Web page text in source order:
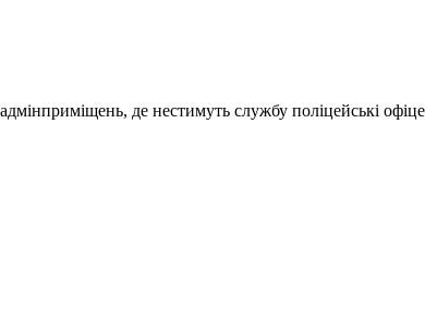
де нестимуть службу поліцейські